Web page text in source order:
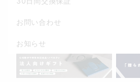
お問い合わせ
お知らせ